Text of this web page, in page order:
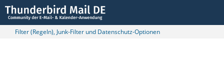
Filter (Regeln), Junk-Filter und Datenschutz-Optionen